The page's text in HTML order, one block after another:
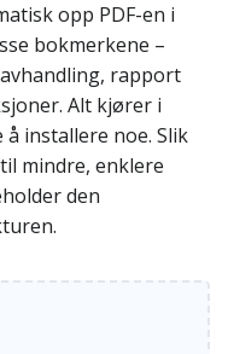
opp PDF-en i
bokmerkene –
rapport
Alt kjører i
installere noe. Slik
mindre, enklere
den